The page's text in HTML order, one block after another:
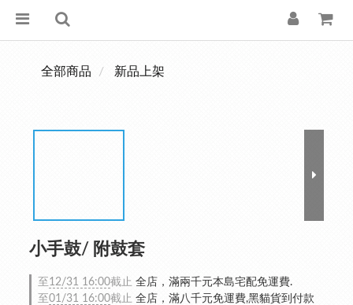
全部商品 新品上架
小手鼓/ 附鼓套
至 12/31 16:00截止 全店，滿兩千元本島宅配免運費.
至01/31 16:00截止 全店，滿八千元免運費,黑貓貨到付款